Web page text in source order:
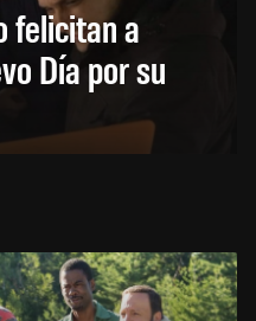
felicitan a
Día por su